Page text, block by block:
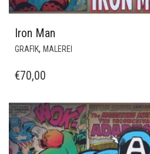
Iron Man
GRAFIK, MALEREI
€70,00